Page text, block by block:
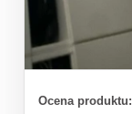
Ocena produktu: